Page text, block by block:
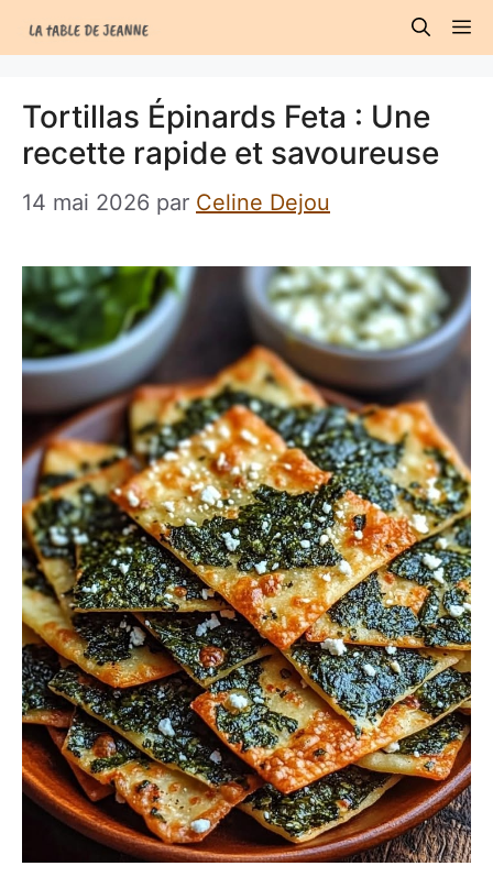
au
Tortillas Épinards Feta : Une
recette rapide et savoureuse
14 mai 2026 par Celine Dejou